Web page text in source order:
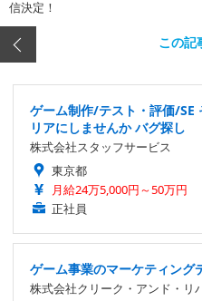
信決定！
この記
ゲーム制作/テスト・評価/SE
リアにしませんか バグ探し
株式会社スタッフサービス
東京都
月給24万5,000円～50万円
正社員
ゲーム事業のマーケティング
株式会社クリーク・アンド・リ